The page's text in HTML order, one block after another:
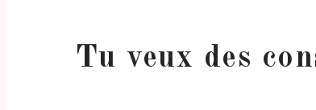
Tu veux des